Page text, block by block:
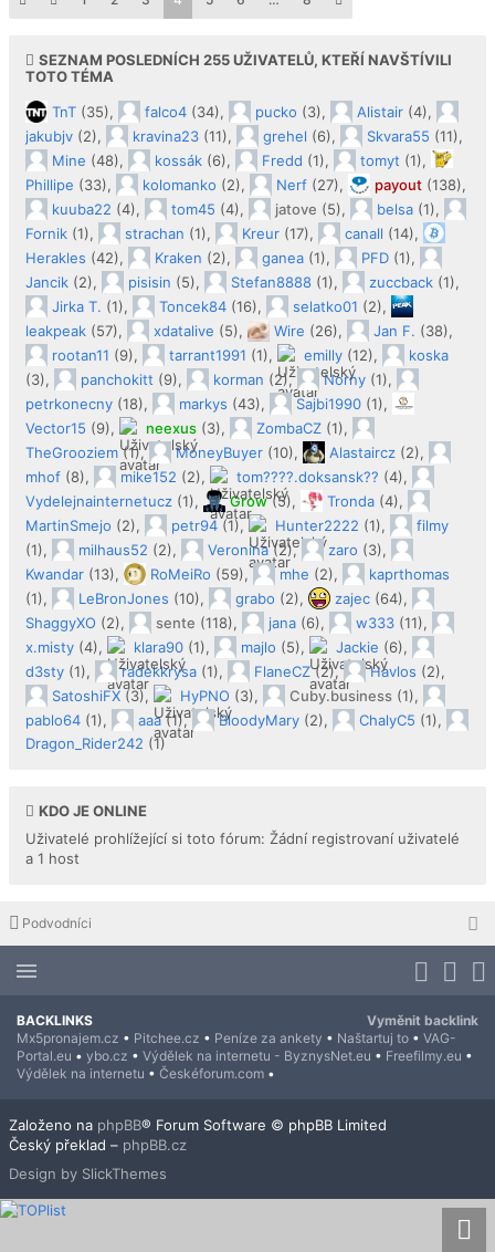
SEZNAM POSLEDNÍCH 255UŽIVATELŮ, KTEŘÍ NAVŠTÍVILI
TOTO TÉMA
TnT (35), falco4 (34), pucko (3), Alistair (4),
jakubjv (2), kravina23 (11), grehel (6), Skvara55 (11),
Mine (48), kossák (6), Fredd (1), tomyt (1),
Phillipe (33), kolomanko (2), Nerf (27), payout (138),
kuuba22 (4), tom45 (4), jatove (5), belsa (1),
Fornik (1), strachan (1), Kreur (17), canall (14),
Herakles (42), Kraken (2), ganea (1), PFD (1),
Jancik (2), pisisin (5), Stefan8888 (1), zuccback (1),
Jirka T. (1), Toncek84 (16), selatko01 (2),
leakpeak (57), xdatalive (5), Wire (26), Jan F. (38),
rootan11 (9), tarrant1991 (1), emilly (12),
koska
(3),
panchokitt (9), korman (2), Norny (1),
petrkonecny (18), markys (43), Sajbi1990 (1),
Vector15 (9), neexus (3), ZombaCZ (1),
TheGrooziem(1), MoneyBuyer (10), Alastaircz (2),
mhof (8), mike152 (2), tom????.doksansk?? (4),
Vydelejnainternetucz (1), Grow(5), Tronda (4),
MartinSmejo (2), petr94(1), Hunter2222 (1),
filmy
(1),
milhaus52 (2), Veronina(2), zaro (3),
Kwandar (13), RoMeiRo (59), mhe (2),
kaprthomas
(1),
LeBronJones (10), grabo (2), zajec (64),
ShaggyXO (2), sente (118), jana (6), w333 (11),
x.misty (4), klara90 (1), majlo (5), Jackie (6),
d3sty (1), radekkrysa (1), FlaneCZ(2), Havlos (2),
SatoshiFX(3), HyPNO (3), Cuby.business (1),
pablo64 (1), aaa(1), BloodyMary (2), ChalyC5 (1),
Dragon_Rider242 (1)
KDO JE ONLINE
Uživatelé prohlížející si toto fórum: Žádní registrovaní uživatelé
a 1 host
Podvodníci
BACKLINKS
Vyměnit backlink
Mx5pronajem.cz • Pitchee.cz • Peníze za ankety • Naštartuj to • VAG-
Portal.eu • ybo.cz • Výdělek na internetu - ByznysNet.eu • Freefilmy.eu •
Výdělek na internetu • Českéforum.com •
Založeno na phpBB® Forum Software © phpBB Limited
Český překlad – phpBB.cz
Design by SlickThemes